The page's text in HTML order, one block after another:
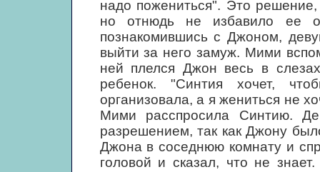
надо пожениться". Это
но отнюдь не избавило ее
познакомившись с Джоном,
выйти за него замуж. Мими
ней плелся Джон весь в
ребенок. "Синтия хочет,
организовала, а я жениться не
Мими расспросила Синтию.
разрешением, так как Джону
Джона в соседнюю комнату и
головой и сказал, что не